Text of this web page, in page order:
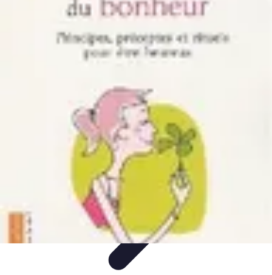
Apprendre Rubik Cube
Astuces et conseils
Apprentissage
d'apprentissageMéthodes d'apprentissageTechniques